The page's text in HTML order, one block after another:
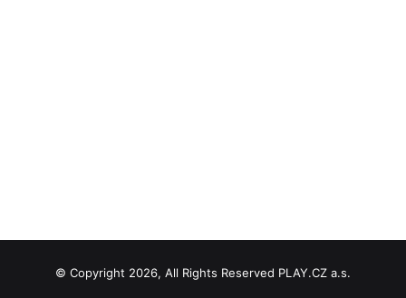
© Copyright 2026, All Rights Reserved PLAY.CZ a.s.